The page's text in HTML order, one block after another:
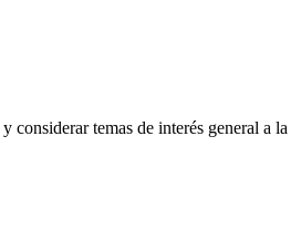
y considerar temas de interés general a la